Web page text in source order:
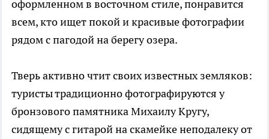
оформленном в восточном стиле, понравится
всем, кто ищет покой и красивые фотографии
рядом с пагодой на берегу озера.
Тверь активно чтит своих известных земляков:
туристы традиционно фотографируются у
бронзового памятника Михаилу Кругу,
сидящему с гитарой на скамейке неподалеку от